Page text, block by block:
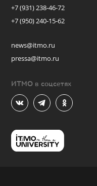
+7 (931) 238-46-72
+7 (950) 240-15-62
news@itmo.ru
pressa@itmo.ru
ИТМО в соцсетях